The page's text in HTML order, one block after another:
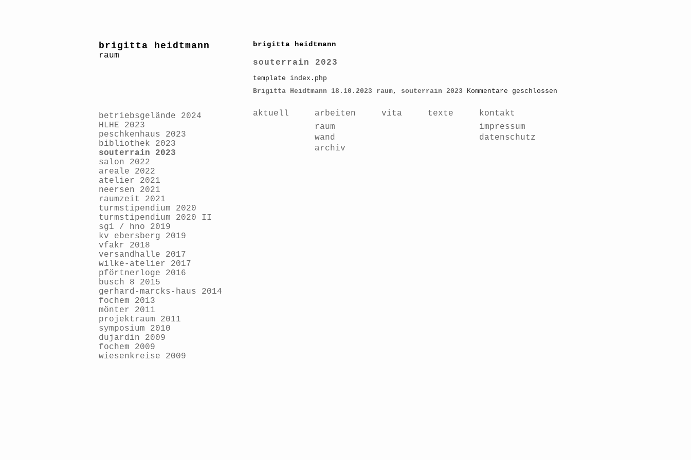
brigitta heidtmann
raum
betriebsgelände 2024
HLHE 2023
peschkenhaus 2023
bibliothek 2023
souterrain 2023
salon 2022
areale 2022
atelier 2021
neersen 2021
raumzeit 2021
turmstipendium 2020
turmstipendium 2020 II
sg1 / hno 2019
kv ebersberg 2019
vfakr 2018
versandhalle 2017
wilke-atelier 2017
pförtnerloge 2016
busch 8 2015
gerhard-marcks-haus 2014
fochem 2013
mönter 2011
projektraum 2011
symposium 2010
dujardin 2009
fochem 2009
wiesenkreise 2009
brigitta heidtmann
souterrain 2023
template index.php
Brigitta Heidtmann
18.10.2023 raum, souterrain 2023 Kommentare geschlossen
aktuell
arbeiten
raum
wand
archiv
vita texte
kontakt
impressum
datenschutz